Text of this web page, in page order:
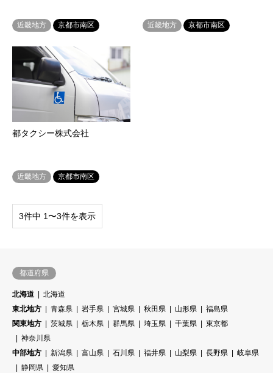
近畿地方 京都市南区 近畿地方 京都市南区
都タクシー株式会社
近畿地方 京都市南区
3件中 1〜3件を表示
都道府県
北海道
北海道
東北地方
青森県 岩手県 宮城県 秋田県 山形県
福島県
関東地方
茨城県 栃木県 群馬県 埼玉県 千葉県
東京都
神奈川県
中部地方
新潟県 富山県 石川県 福井県 山梨県 長野県
岐阜県
静岡県
愛知県